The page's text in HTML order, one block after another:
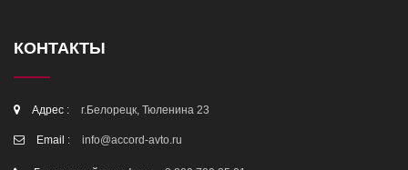
КОНТАКТЫ
Адрес : г.Белорецк, Тюленина 23
Email : info@accord-avto.ru